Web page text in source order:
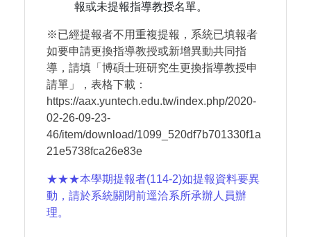
報或未提報指導教授名單。
※已經提報者不用重複提報，系統已填報者
如要申請更換指導教授或新增異動共同指
導，請填「博碩士班研究生更換指導教授申
請單」，表格下載：
https://aax.yuntech.edu.tw/index.php/2020-
02-26-09-23-
46/item/download/1099_520df7b701330f1a
21e5738fca26e83e
★★★本學期提報者(114-2)如提報資料要異
動，請於系統關閉前逕洽系所承辦人員辦
理。